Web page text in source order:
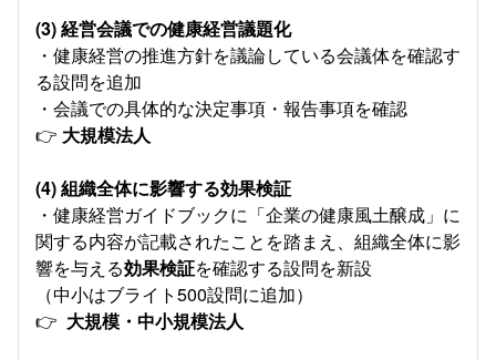
(3) 経営会議での健康経営議題化
・健康経営の推進方針を議論している会議体を確認す
る設問を追加
・会議での具体的な決定事項・報告事項を確認
👉 大規模法人
(4) 組織全体に影響する効果検証
・健康経営ガイドブックに「企業の健康風土醸成」に
関する内容が記載されたことを踏まえ、組織全体に影
響を与える効果検証を確認する設問を新設
（中小はブライト500設問に追加）
👉 大規模・中小規模法人